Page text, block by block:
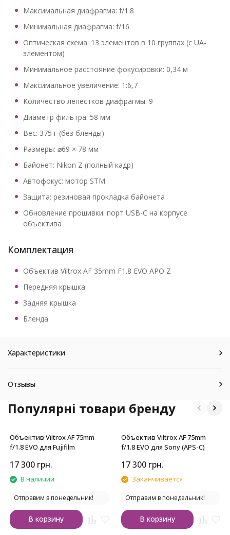
Максимальная диафрагма: f/1.8
Минимальная диафрагма: f/16
Оптическая схема: 13 элементов в 10 группах (с UA-
элементом)
Минимальное расстояние фокусировки: 0,34 м
Максимальное увеличение: 1:6,7
Количество лепестков диафрагмы: 9
Диаметр фильтра: 58 мм
Вес: 375 г (без бленды)
Размеры: ⌀69 × 78 мм
Байонет: Nikon Z (полный кадр)
Автофокус: мотор STM
Защита: резиновая прокладка байонета
Обновление прошивки: порт USB-C на корпусе
объектива
Комплектация
Объектив Viltrox AF 35mm F1.8 EVO APO Z
Передняя крышка
Задняя крышка
Бленда
Характеристики
Отзывы
Популярні товари бренду
Объектив Viltrox AF 75mm
f/1.8 EVO для Fujifilm
17 300 грн.
В наличии
Отправим в понедельник!
В корзину
Объектив Viltrox AF 75mm
f/1.8 EVO для Sony (APS-C)
17 300 грн.
Заканчивается
Отправим в понедельник!
В корзину